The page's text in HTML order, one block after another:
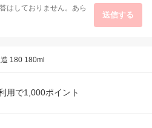
はしておりません。あら
送信する
180 180ml
用で1,000ポイント